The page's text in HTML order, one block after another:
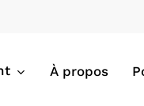
À propos